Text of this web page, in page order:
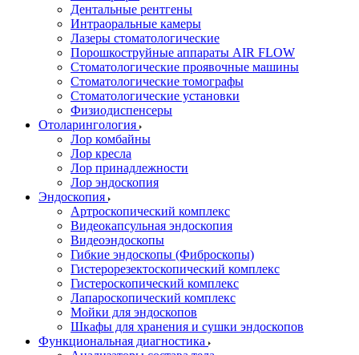
Дентальные рентгены
Интраоральные камеры
Лазеры стоматологические
Порошкоструйные аппараты AIR FLOW
Стоматологические проявочные машины
Стоматологические томографы
Стоматологические установки
Физиодиспенсеры
Отоларингология
Лор комбайны
Лор кресла
Лор принадлежности
Лор эндоскопия
Эндоскопия
Артроскопический комплекс
Видеокапсульная эндоскопия
Видеоэндоскопы
Гибкие эндоскопы (Фиброcкопы)
Гистерорезектоскопический комплекс
Гистероскопический комплекс
Лапароскопический комплекс
Мойки для эндоскопов
Шкафы для хранения и сушки эндоскопов
Функциональная диагностика